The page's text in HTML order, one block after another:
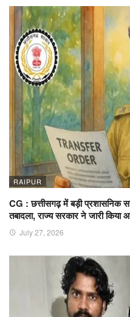
RAIPUR
CG : छत्तीसगढ़ में बड़ी प्रशासनिक
तबादला, राज्य सरकार ने जारी किया
July 27, 2026